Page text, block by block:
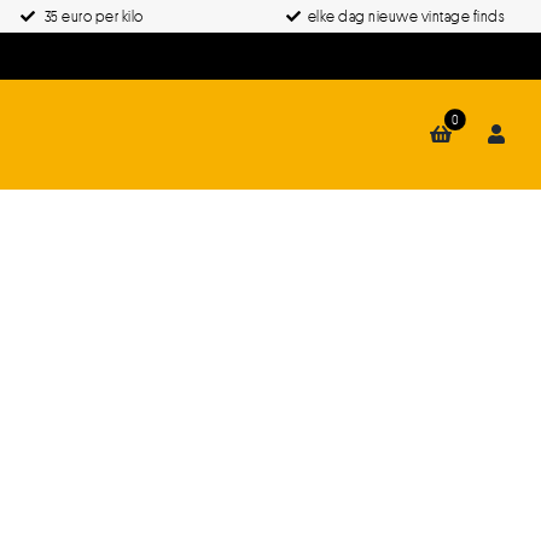
35 euro per kilo elke dag nieuwe vintage finds
0